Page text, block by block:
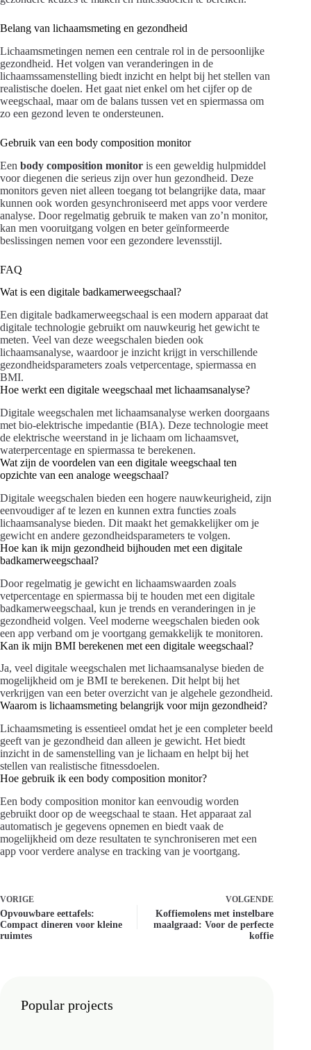
Belang van lichaamsmeting en gezondheid
Lichaamsmetingen nemen een centrale rol in de persoonlijke
gezondheid. Het volgen van veranderingen in de
lichaamssamenstelling biedt inzicht en helpt bij het stellen van
realistische doelen. Het gaat niet enkel om het cijfer op de
weegschaal, maar om de balans tussen vet en spiermassa om
zo een gezond leven te ondersteunen.
Gebruik van een body composition monitor
Een body composition monitor is een geweldig hulpmiddel
voor diegenen die serieus zijn over hun gezondheid. Deze
monitors geven niet alleen toegang tot belangrijke data, maar
kunnen ook worden gesynchroniseerd met apps voor verdere
analyse. Door regelmatig gebruik te maken van zo’n monitor,
kan men vooruitgang volgen en beter geïnformeerde
beslissingen nemen voor een gezondere levensstijl.
FAQ
Wat is een digitale badkamerweegschaal?
Een digitale badkamerweegschaal is een modern apparaat dat
digitale technologie gebruikt om nauwkeurig het gewicht te
meten. Veel van deze weegschalen bieden ook
lichaamsanalyse, waardoor je inzicht krijgt in verschillende
gezondheidsparameters zoals vetpercentage, spiermassa en
BMI.
Hoe werkt een digitale weegschaal met lichaamsanalyse?
Digitale weegschalen met lichaamsanalyse werken doorgaans
met bio-elektrische impedantie (BIA). Deze technologie meet
de elektrische weerstand in je lichaam om lichaamsvet,
waterpercentage en spiermassa te berekenen.
Wat zijn de voordelen van een digitale weegschaal ten
opzichte van een analoge weegschaal?
Digitale weegschalen bieden een hogere nauwkeurigheid, zijn
eenvoudiger af te lezen en kunnen extra functies zoals
lichaamsanalyse bieden. Dit maakt het gemakkelijker om je
gewicht en andere gezondheidsparameters te volgen.
Hoe kan ik mijn gezondheid bijhouden met een digitale
badkamerweegschaal?
Door regelmatig je gewicht en lichaamswaarden zoals
vetpercentage en spiermassa bij te houden met een digitale
badkamerweegschaal, kun je trends en veranderingen in je
gezondheid volgen. Veel moderne weegschalen bieden ook
een app verband om je voortgang gemakkelijk te monitoren.
Kan ik mijn BMI berekenen met een digitale weegschaal?
Ja, veel digitale weegschalen met lichaamsanalyse bieden de
mogelijkheid om je BMI te berekenen. Dit helpt bij het
verkrijgen van een beter overzicht van je algehele gezondheid.
Waarom is lichaamsmeting belangrijk voor mijn gezondheid?
Lichaamsmeting is essentieel omdat het je een completer beeld
geeft van je gezondheid dan alleen je gewicht. Het biedt
inzicht in de samenstelling van je lichaam en helpt bij het
stellen van realistische fitnessdoelen.
Hoe gebruik ik een body composition monitor?
Een body composition monitor kan eenvoudig worden
gebruikt door op de weegschaal te staan. Het apparaat zal
automatisch je gegevens opnemen en biedt vaak de
mogelijkheid om deze resultaten te synchroniseren met een
app voor verdere analyse en tracking van je voortgang.
VORIGE
Opvouwbare eettafels:
Compact dineren voor kleine
ruimtes
VOLGENDE
Koffiemolens met instelbare
maalgraad: Voor de perfecte
koffie
Popular projects